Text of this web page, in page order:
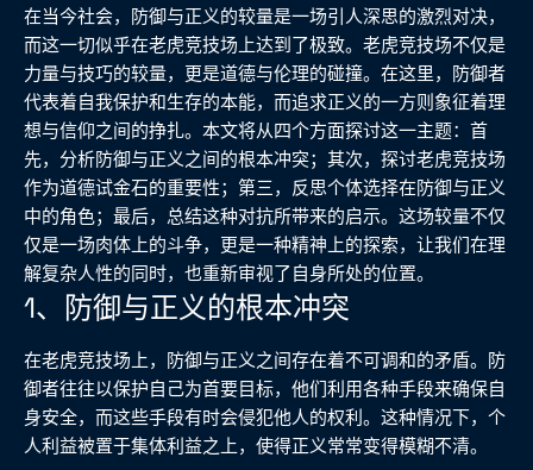
在当今社会，防御与正义的较量是一场引人深思的激烈对决，
而这一切似乎在老虎竞技场上达到了极致。老虎竞技场不仅是
力量与技巧的较量，更是道德与伦理的碰撞。在这里，防御者
代表着自我保护和生存的本能，而追求正义的一方则象征着理
想与信仰之间的挣扎。本文将从四个方面探讨这一主题：首
先，分析防御与正义之间的根本冲突；其次，探讨老虎竞技场
作为道德试金石的重要性；第三，反思个体选择在防御与正义
中的角色；最后，总结这种对抗所带来的启示。这场较量不仅
仅是一场肉体上的斗争，更是一种精神上的探索，让我们在理
解复杂人性的同时，也重新审视了自身所处的位置。
1、防御与正义的根本冲突
在老虎竞技场上，防御与正义之间存在着不可调和的矛盾。防
御者往往以保护自己为首要目标，他们利用各种手段来确保自
身安全，而这些手段有时会侵犯他人的权利。这种情况下，个
人利益被置于集体利益之上，使得正义常常变得模糊不清。